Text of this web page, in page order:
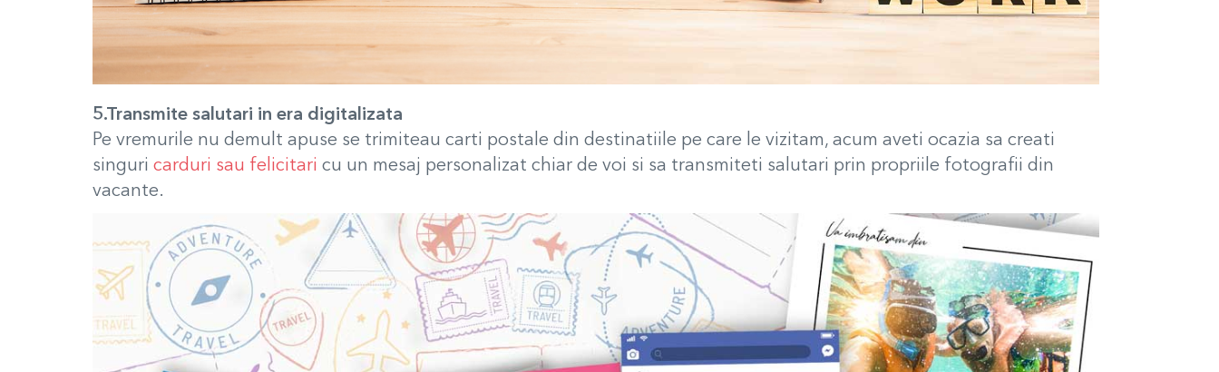
5.Transmite salutari in era digitalizata
Pe vremurile nu demult apuse se trimiteau carti postale din destinatiile pe care le vizitam, acum aveti ocazia sa creati
singuri carduri sau felicitari cu un mesaj personalizat chiar de voi si sa transmiteti salutari prin propriile fotografii din
vacante.